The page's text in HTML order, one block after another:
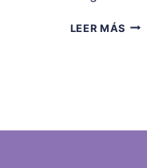
LEER MÁSQUE